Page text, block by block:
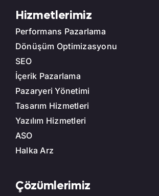
Hizmetlerimiz
Performans Pazarlama
Dönüşüm Optimizasyonu
SEO
İçerik Pazarlama
Pazaryeri Yönetimi
Tasarım Hizmetleri
Yazılım Hizmetleri
ASO
Halka Arz
Çözümlerimiz